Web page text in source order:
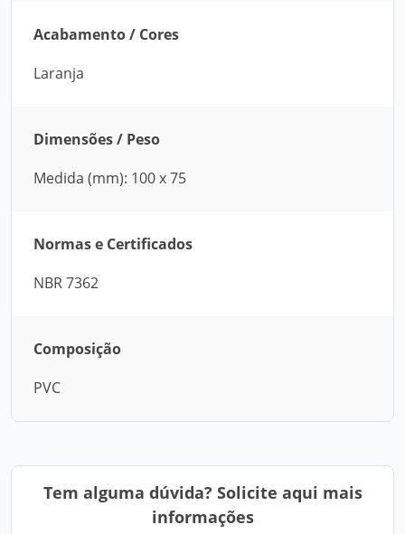
Acabamento / Cores
Laranja
Dimensões / Peso
Medida (mm): 100 x 75
Normas e Certificados
NBR 7362
Composição
PVC
Tem alguma dúvida? Solicite aqui mais
informações